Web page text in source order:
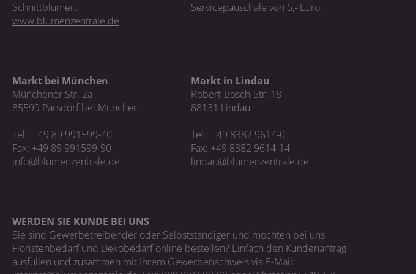
Schnittblumen.
www.blumenzentrale.de
Servicepauschale von 5,- Euro.
Markt bei München
Münchener Str. 2a
85599 Parsdorf bei München
Tel.: +49 89 991599-40
Fax: +49 89 991599-90
info@blumenzentrale.de
Markt in Lindau
Robert-Bosch-Str. 18
88131 Lindau
Tel.: +49 8382 9614-0
Fax: +49 8382 9614-14
lindau@blumenzentrale.de
WERDEN SIE KUNDE BEI UNS
Sie sind Gewerbetreibender oder Selbstständiger und möchten bei uns
Floristenbedarf und Dekobedarf online bestellen? Einfach den Kundenantrag
ausfüllen und zusammen mit Ihrem Gewerbenachweis via E-Mail: